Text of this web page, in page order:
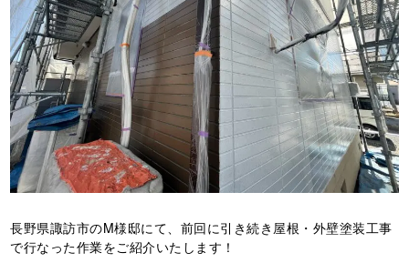
長野県諏訪市のM様邸にて、前回に引き続き屋根・外壁塗装工事
で行なった作業をご紹介いたします！